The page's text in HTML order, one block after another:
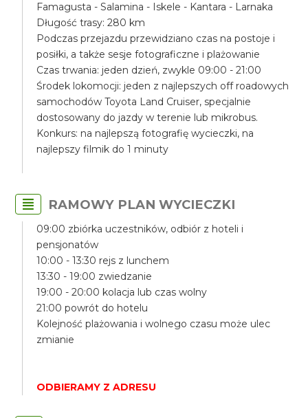
Famagusta - Salamina - Iskele - Kantara - Larnaka
Długość trasy: 280 km
Podczas przejazdu przewidziano czas na postoje i
posiłki, a także sesje fotograficzne i plażowanie
Czas trwania: jeden dzień, zwykle 09:00 - 21:00
Środek lokomocji: jeden z najlepszych off roadowych
samochodów Toyota Land Cruiser, specjalnie
dostosowany do jazdy w terenie lub mikrobus.
Konkurs: na najlepszą fotografię wycieczki, na
najlepszy filmik do 1 minuty
RAMOWY PLAN WYCIECZKI
09:00 zbiórka uczestników, odbiór z hoteli i
pensjonatów
10:00 - 13:30 rejs z lunchem
13:30 - 19:00 zwiedzanie
19:00 - 20:00 kolacja lub czas wolny
21:00 powrót do hotelu
Kolejność plażowania i wolnego czasu może ulec
zmianie
ODBIERAMY Z ADRESU